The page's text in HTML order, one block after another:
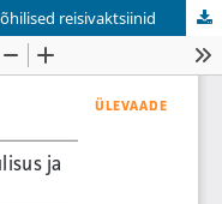
reisivaktsiinid